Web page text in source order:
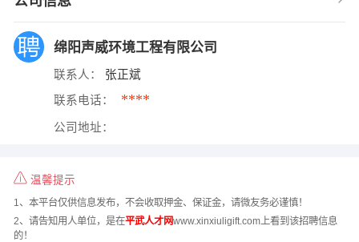
绵阳声威环境工程有限公司
联系人： 张正斌
联系电话： ****
公司地址：
温馨提示
1、本平台仅供信息发布，不会收取押金、保证金，请微友务必谨慎！
2、请告知用人单位，是在平武人才网www.xinxiuligift.com上看到该招聘信息
的！